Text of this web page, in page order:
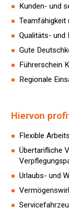
Kunden- und
Teamfähigkeit
Qualitäts-
Gute
Führerschein
Regionale
Hiervon
Flexible
Übertarifliche
Urlaubs- und